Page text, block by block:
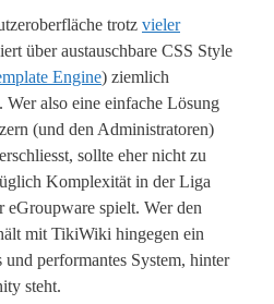
trotz vieler
über austauschbare CSS Style
Engine) ziemlich
also eine einfache Lösung
(und den Administratoren)
sollte eher nicht zu
Komplexität in der Liga
spielt. Wer den
mit TikiWiki hingegen ein
performantes System, hinter
steht.